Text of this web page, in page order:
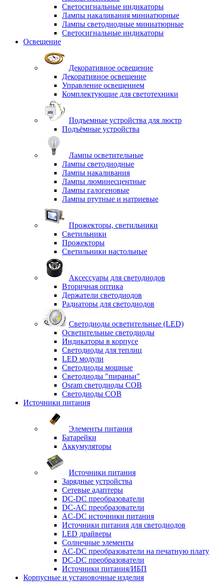
Светосигнальные индикаторы
Лампы накаливания миниатюрные
Лампы светодиодные миниатюрные
Светосигнальные индикаторы
Освещение
Декоративное освещение
Декоративное освещение
Управление освещением
Комплектующие для светотехники
Подъемные устройства для люстр
Подъёмные устройства
Лампы осветительные
Лампы светодиодные
Лампы накаливания
Лампы люминесцентные
Лампы галогеновые
Лампы ртутные и натриевые
Прожекторы, светильники
Светильники
Прожекторы
Светильники настольные
Аксессуары для светодиодов
Вторичная оптика
Держатели светодиодов
Радиаторы для светодиодов
Светодиоды осветительные (LED)
Осветительные светодиоды
Индикаторы в корпусе
Светодиоды для теплиц
LED модули
Светодиоды мощные
Светодиоды "пираньи"
Osram светодиоды COB
Светодиоды COB
Источники питания
Элементы питания
Батарейки
Аккумуляторы
Источники питания
Зарядные устройства
Сетевые адаптеры
DC-DC преобразователи
DC-AC преобразователи
AC-DC источники питания
Источники питания для светодиодов
LED драйверы
Солнечные элементы
AC-DC преобразователи на печатную плату
DC-DC преобразователи
Источники питания/ИБП
Корпусные и установочные изделия